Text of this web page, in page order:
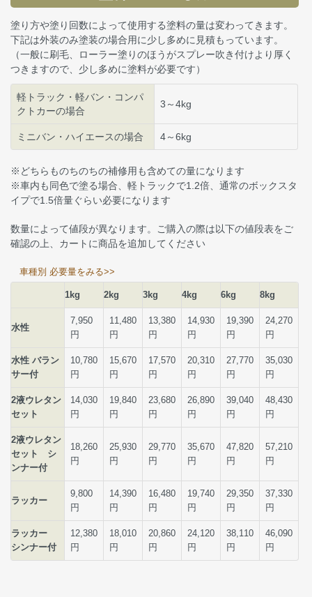
塗り方や塗り回数によって使用する塗料の量は変わってきます。
下記は外装のみ塗装の場合用に少し多めに見積もっています。
（一般に刷毛、ローラー塗りのほうがスプレー吹き付けより厚く
つきますので、少し多めに塗料が必要です）
軽トラック・軽バン・コンパ
クトカーの場合
3～4kg
ミニバン・ハイエースの場合 4～6kg
※どちらものちのちの補修用も含めての量になります
※車内も同色で塗る場合、軽トラックで1.2倍、通常のボックスタ
イプで1.5倍量ぐらい必要になります
数量によって値段が異なります。ご購入の際は以下の値段表をご
確認の上、カートに商品を追加してください
車種別 必要量をみる>>